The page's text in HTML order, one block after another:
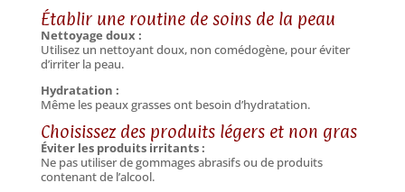
Établir une routine de soins de la peau
Nettoyage doux :
Utilisez un nettoyant doux, non comédogène, pour éviter
d’irriter la peau.
Hydratation :
Même les peaux grasses ont besoin d’hydratation.
Choisissez des produits légers et non gras
Éviter les produits irritants :
Ne pas utiliser de gommages abrasifs ou de produits
contenant de l’alcool.